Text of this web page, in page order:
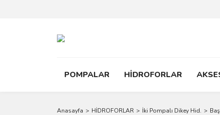
POMPALAR HİDROFORLAR
Anasayfa HİDROFORLAR İki Pompalı Dikey Hid.